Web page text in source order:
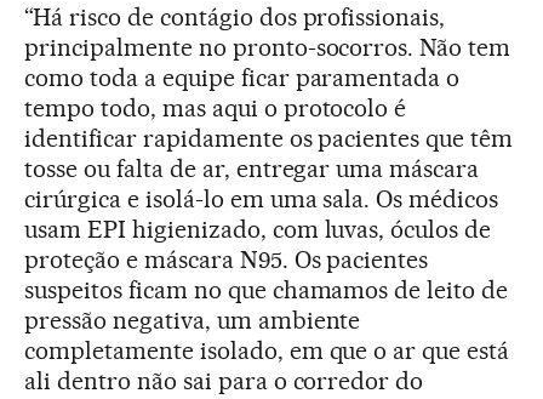
“Há risco de contágio dos profissionais,
principalmente no pronto-socorros. Não tem
como toda a equipe ficar paramentada o
tempo todo, mas aqui o protocolo é
identificar rapidamente os pacientes que têm
tosse ou falta de ar, entregar uma máscara
cirúrgica e isolá-lo em uma sala. Os médicos
usam EPI higienizado, com luvas, óculos de
proteção e máscara N95. Os pacientes
suspeitos ficam no que chamamos de leito de
pressão negativa, um ambiente
completamente isolado, em que o ar que está
ali dentro não sai para o corredor do